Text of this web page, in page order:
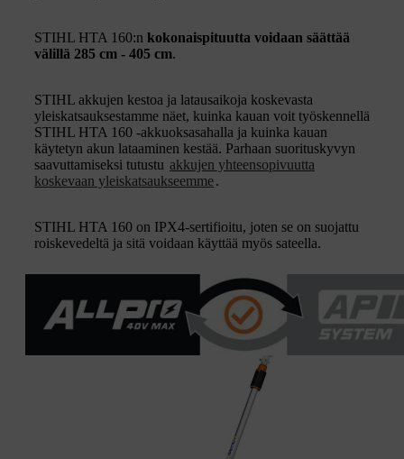
STIHL HTA 160:n kokonaispituutta voidaan säättää
välillä 285 cm - 405 cm.
STIHL akkujen kestoa ja latausaikoja koskevasta
yleiskatsauksestamme näet, kuinka kauan voit työskennellä
STIHL HTA 160 -akkuoksasahalla ja kuinka kauan
käytetyn akun lataaminen kestää. Parhaan suorituskyvyn
saavuttamiseksi tutustu akkujen yhteensopivuutta
koskevaan yleiskatsaukseemme.
STIHL HTA 160 on IPX4-sertifioitu, joten se on suojattu
roiskevedeltä ja sitä voidaan käyttää myös sateella.